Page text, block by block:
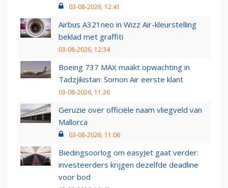
03-08-2026, 12:41
Airbus A321neo in Wizz Air-kleurstelling
beklad met graffiti
03-08-2026, 12:34
Boeing 737 MAX maakt opwachting in
Tadzjikistan: Somon Air eerste klant
03-08-2026, 11:26
Geruzie over officiële naam vliegveld van
Mallorca
03-08-2026, 11:06
Biedingsoorlog om easyJet gaat verder:
investeerders krijgen dezelfde deadline
voor bod